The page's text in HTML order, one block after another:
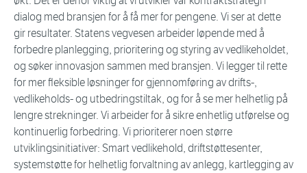
dialog med bransjen for å få mer for pengene. Vi ser at dette
gir resultater. Statens vegvesen arbeider løpende med å
forbedre planlegging, prioritering og styring av vedlikeholdet,
og søker innovasjon sammen med bransjen. Vi legger til rette
for mer fleksible løsninger for gjennomføring av drifts-,
vedlikeholds- og utbedringstiltak, og for å se mer helhetlig på
lengre strekninger. Vi arbeider for å sikre enhetlig utførelse og
kontinuerlig forbedring. Vi prioriterer noen større
utviklingsinitiativer: Smart vedlikehold, driftstøttesenter,
systemstøtte for helhetlig forvaltning av anlegg, kartlegging av